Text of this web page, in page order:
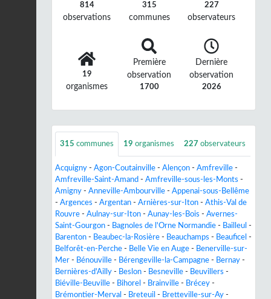
814
observations
315
communes
227
observateurs
19
organismes
Première
observation
1700
Dernière
observation
2026
315 communes 19 organismes 227 observateurs
Acquigny - Agon-Coutainville - Alençon - Amfreville -
Amfreville-Saint-Amand - Amfreville-sous-les-Monts -
Amigny - Anneville-Ambourville - Appenai-sous-Bellême
- Argences - Argentan - Arnières-sur-Iton - Athis-Val de
Rouvre - Aulnay-sur-Iton - Aunay-les-Bois - Avernes-
Saint-Gourgon - Bagnoles de l'Orne Normandie - Bailleul -
Barenton - Beaubec-la-Rosière - Beauchamps - Beauficel -
Belforêt-en-Perche - Belle Vie en Auge - Benerville-sur-
Mer - Bénouville - Bérengeville-la-Campagne - Bernay -
Bernières-d'Ailly - Beslon - Besneville - Beuvillers -
Biéville-Beuville - Bihorel - Brainville - Brécey -
Brémontier-Merval - Breteuil - Bretteville-sur-Ay -